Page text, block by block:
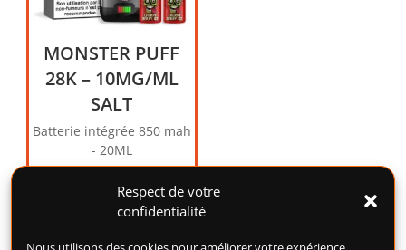
Respect de votre
confidentialité
MONSTER PUFF
28K – 10MG/ML
SALT
Batterie intégrée 850 mah
- 20ML
Choix des options